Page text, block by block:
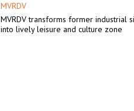
MVRDV
MVRDV transforms former industrial
into lively leisure and culture zone